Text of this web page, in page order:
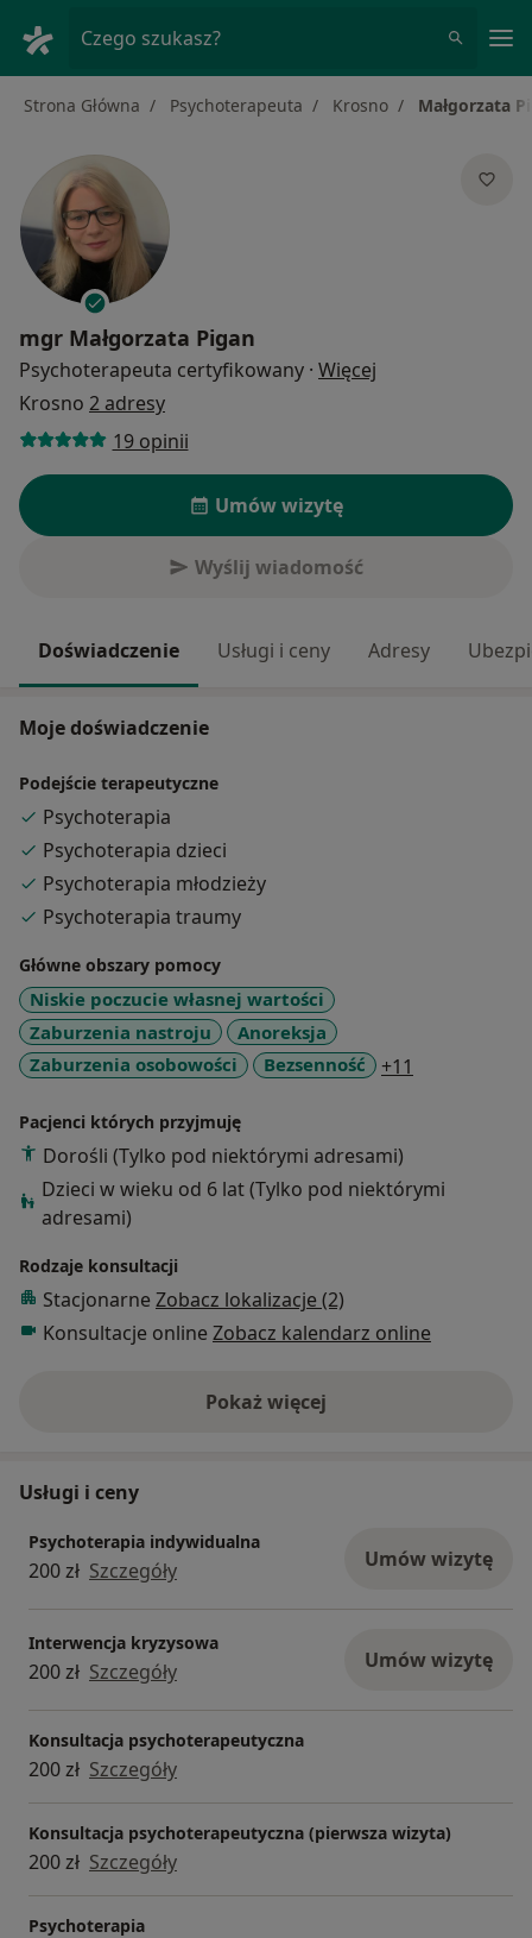
Czego szukasz?
Strona Główna Psychoterapeuta Krosno Małgorzata
mgr Małgorzata Pigan
Psychoterapeuta certyfikowany · Więcej
Krosno 2 adresy
19 opinii
Umów wizytę
Wyślij wiadomość
Doświadczenie Usługi i ceny Adresy
Moje doświadczenie
Podejście terapeutyczne
Psychoterapia
Psychoterapia dzieci
Psychoterapia młodzieży
Psychoterapia traumy
Główne obszary pomocy
Niskie poczucie własnej wartości
Zaburzenia nastroju
Anoreksja
Zaburzenia osobowości
Bezsenność +11
Pacjenci których przyjmuję
Dorośli (Tylko pod niektórymi adresami)
Dzieci w wieku od 6 lat (Tylko pod niektórymi
adresami)
Rodzaje konsultacji
Stacjonarne Zobacz lokalizacje (2)
Konsultacje online Zobacz kalendarz online
Pokaż więcejo doświadczeniu
Usługi i ceny
Psychoterapia indywidualna
200 zł Szczegóły Umów wizytę
Interwencja kryzysowa
200 zł Szczegóły Umów wizytę
Konsultacja psychoterapeutyczna
200 zł Szczegóły
Konsultacja psychoterapeutyczna (pierwsza wizyta)
200 zł Szczegóły
Psychoterapia